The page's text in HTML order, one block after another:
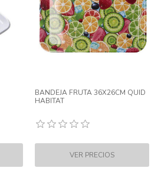
BANDEJA FRUTA 36X26CM QUID
HABITAT